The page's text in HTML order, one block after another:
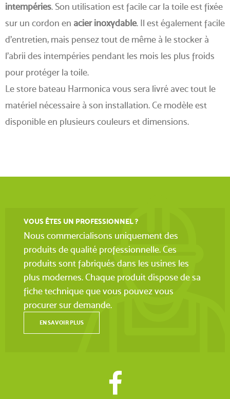
intempéries. Son utilisation est facile car la toile est fixée
sur un cordon en acier inoxydable. Il est également facile
d'entretien, mais pensez tout de même à le stocker à
l'abrii des intempéries pendant les mois les plus froids
pour protéger la toile.
Le store bateau Harmonica vous sera livré avec tout le
matériel nécessaire à son installation. Ce modèle est
disponible en plusieurs couleurs et dimensions.
VOUS ÊTES UN PROFESSIONNEL ?
Nous commercialisons uniquement des
produits de qualité professionnelle. Ces
produits sont fabriqués dans les usines les
plus modernes. Chaque produit dispose de sa
fiche technique que vous pouvez vous
procurer sur demande.
EN SAVOIR PLUS